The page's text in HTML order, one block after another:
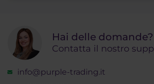
Hai delle domande?
Contatta il nostro
info@purple-trading.it